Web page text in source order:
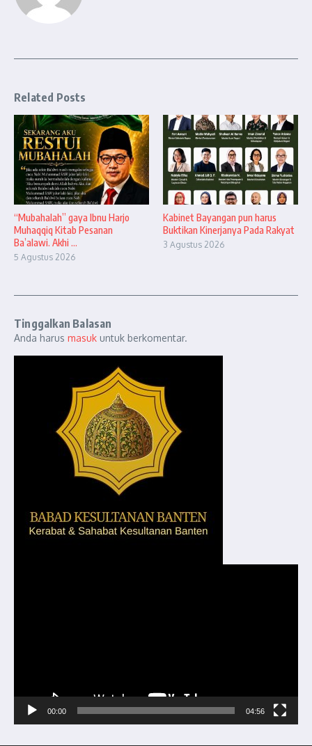
Related Posts
“Mubahalah” gaya Ibnu Harjo
Muhaqqiq Kitab Pesanan
Ba’alawi. Akhi ...
5 Agustus 2026
Kabinet Bayangan pun harus
Buktikan Kinerjanya Pada Rakyat
3 Agustus 2026
Tinggalkan Balasan
Anda harus masuk untuk berkomentar.
00:00 04:56